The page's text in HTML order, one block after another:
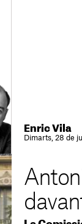
Enric Vila
Dimarts, 28 de